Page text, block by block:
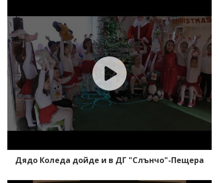
Дядо Коледа дойде и в ДГ "Слънчо"-Пещера